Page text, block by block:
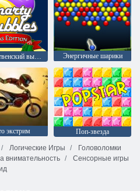
Рождественский выпуск: Забавные пузыри Энергичные шарики
экстрим
Поп-звезда
Логические Игры
Головоломки
внимательность
Сенсорные игры